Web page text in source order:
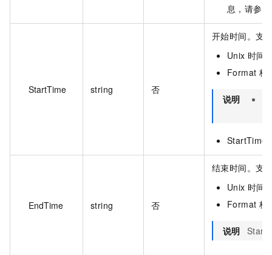
息，请参见
StartTime string 否
开始时间。支
Unix 时间
Format 格
说明
StartTime
EndTime string 否
结束时间。支
Unix 时间
Format 格
说明